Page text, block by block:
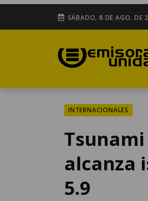
SÁBADO, 8 DE AGO. DE
INTERNACIONALES
alcanza
5.9